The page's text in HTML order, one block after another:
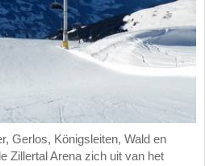
Gerlos, Königsleiten, Wald en
Zillertal Arena zich uit van het